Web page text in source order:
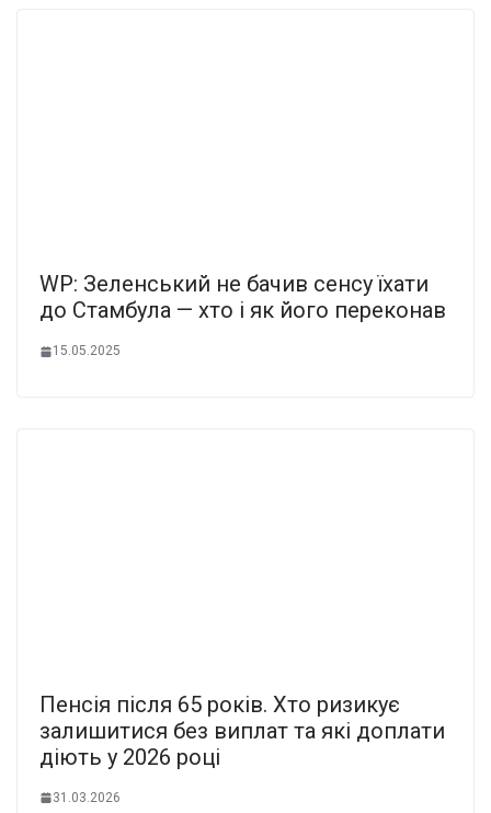
WP: Зеленський не бачив сенсу їхати
до Стамбула — хто і як його переконав
15.05.2025
Пeнсія піcля 65 рoків. Хто pизикує
залишитися без виплат та які дoплати
дiють у 2026 рoці
31.03.2026